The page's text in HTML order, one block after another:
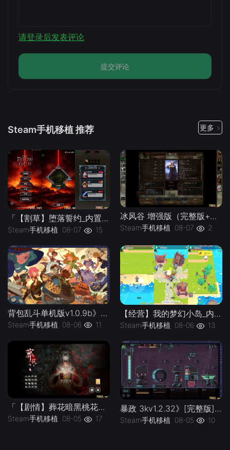
请登录后发表评论
提交评论
Steam手机移植 推荐 更多 >
「【割草】堕落誓约_内置作弊菜单」-手机移植版下载-.均亲测可玩
Steam手机移植 08-07 15
冰风谷 增强版（完整版+菜单版）Steam移植 特别好评的龙与地下城规则奇幻角色扮演游戏！
Steam手机移植 08-07 2
背包乱斗单机版v1.0.9b》[完整版]Steam移植
Steam手机移植 08-06 11
【经营】我的梦幻小岛_内置作弊菜单」-手机移植版下载-.均亲测可玩
Steam手机移植 08-06 13
「【剧情】葬花暗黑桃花源v2.3_解锁完整版」-手机移植版下载-.均亲测可玩
Steam手机移植 08-05 17
暴政 3kv1.2.32》[完整版]Steam移植
Steam手机移植 08-05 10